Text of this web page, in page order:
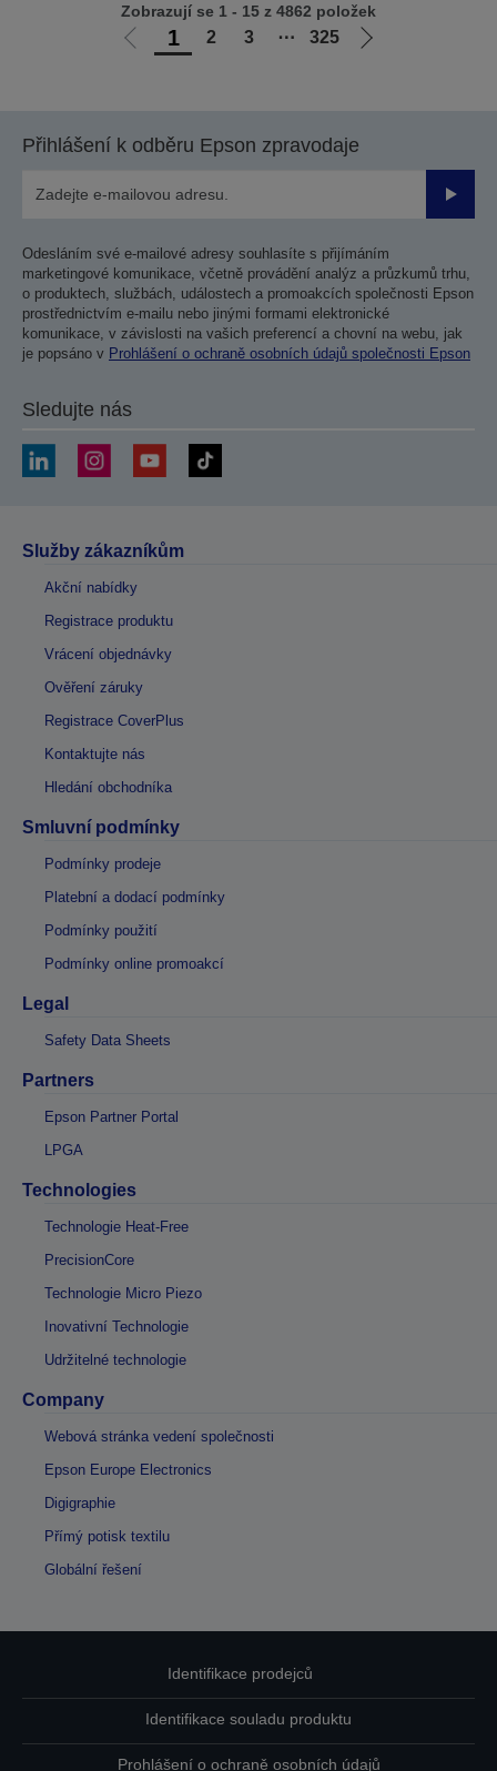
Jít
1 2 3 ⋯ 325
Jít
Zobrazují se 1 - 15 z 4862 položek
Přihlášení k odběru Epson zpravodaje
Odesláním své e-mailové adresy souhlasíte s přijímáním
marketingové komunikace, včetně provádění analýz a průzkumů trhu,
o produktech, službách, událostech a promoakcích společnosti Epson
prostřednictvím e-mailu nebo jinými formami elektronické
komunikace, v závislosti na vašich preferencí a chovní na webu, jak
je popsáno v Prohlášení o ochraně osobních údajů společnosti Epson
Sledujte nás
Služby zákazníkům
Akční nabídky
Registrace produktu
Vrácení objednávky
Ověření záruky
Registrace CoverPlus
Kontaktujte nás
Hledání obchodníka
Smluvní podmínky
Podmínky prodeje
Platební a dodací podmínky
Podmínky použití
Podmínky online promoakcí
Legal
Safety Data Sheets
Partners
Epson Partner Portal
LPGA
Technologies
Technologie Heat-Free
PrecisionCore
Technologie Micro Piezo
Inovativní Technologie
Udržitelné technologie
Company
Webová stránka vedení společnosti
Epson Europe Electronics
Digigraphie
Přímý potisk textilu
Globální řešení
Identifikace prodejců
Identifikace souladu produktu
Prohlášení o ochraně osobních údajů